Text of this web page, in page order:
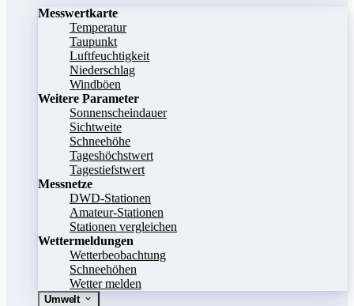
Messwertkarte
Temperatur
Taupunkt
Luftfeuchtigkeit
Niederschlag
Windböen
Weitere Parameter
Sonnenscheindauer
Sichtweite
Schneehöhe
Tageshöchstwert
Tagestiefstwert
Messnetze
DWD-Stationen
Amateur-Stationen
Stationen vergleichen
Wettermeldungen
Wetterbeobachtung
Schneehöhen
Wetter melden
Umwelt